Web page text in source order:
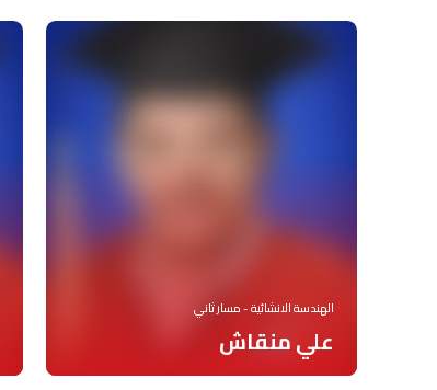
الهندسة الانشائية - مسار ثاني
علي منقاش